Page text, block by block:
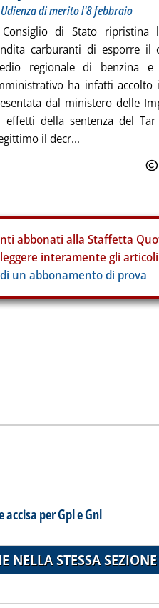
di merito l'8 febbraio
di Stato
carburanti di esporre il
regionale di benzina
ha infatti accolto
dal ministero delle
effetti della sentenza del
il decr...
abbonati alla Staffetta
interamente gli
un abbonamento di prova
per Gpl e Gnl
NELLA STESSA SEZIONE